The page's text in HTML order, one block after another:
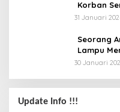
Korban
Terkait
31 Januari
Seorang
Lampu
Jadi
30 Januari
Update Info !!!